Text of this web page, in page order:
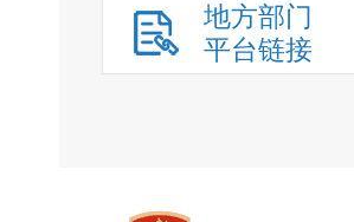
地方部门
平台链接